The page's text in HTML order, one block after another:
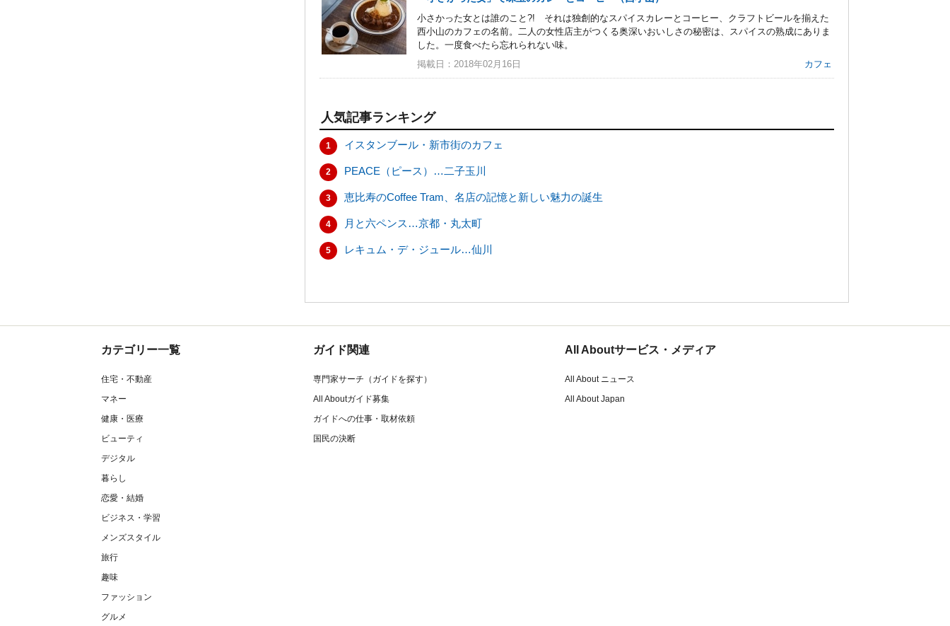
小さかった女とは誰のこと?! それは独創的なスパイスカレーとコーヒー、クラフトビールを揃えた
西小山のカフェの名前。二人の女性店主がつくる奥深いおいしさの秘密は、スパイスの熟成にありま
した。一度食べたら忘れられない味。
掲載日：2018年02月16日
カフェ
人気記事ランキング
1 イスタンブール・新市街のカフェ
2 PEACE（ピース）…二子玉川
3 恵比寿のCoffee Tram、名店の記憶と新しい魅力の誕生
4 月と六ペンス…京都・丸太町
5 レキュム・デ・ジュール…仙川
カテゴリー一覧
住宅・不動産
マネー
健康・医療
ビューティ
デジタル
暮らし
恋愛・結婚
ビジネス・学習
メンズスタイル
旅行
趣味
ファッション
グルメ
ガイド関連
専門家サーチ（ガイドを探す）
All Aboutガイド募集
ガイドへの仕事・取材依頼
国民の決断
All Aboutサービス・メディア
All About ニュース
All About Japan